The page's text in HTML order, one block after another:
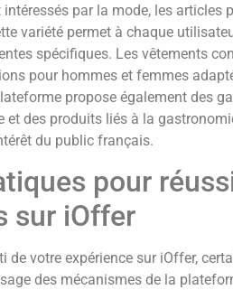
par la mode, les articles
variété permet à chaque
spécifiques. Les vêtements
pour hommes et femmes
propose également des
et des produits liés à la
du public français.
pour
sur iOffer
de votre expérience sur iOffer,
des mécanismes de la